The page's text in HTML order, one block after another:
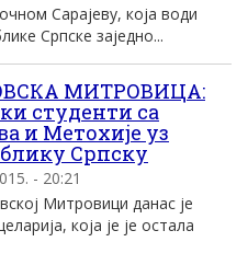
Сарајеву, која води
Српске заједно...
МИТРОВИЦА:
студенти са
и Метохије уз
Српску
- 20:21
Митровици данас је
која је је остала